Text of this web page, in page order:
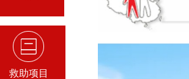
救助项目